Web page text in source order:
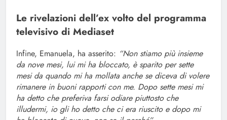
Le rivelazioni dell’ex volto del programma
televisivo di Mediaset
Infine, Emanuela, ha asserito: “Non stiamo più insieme
da nove mesi, lui mi ha bloccato, è sparito per sette
mesi da quando mi ha mollata anche se diceva di volere
rimanere in buoni rapporti con me. Dopo sette mesi mi
ha detto che preferiva farsi odiare piuttosto che
illudermi, io gli ho detto che ci era riuscito e dopo mi